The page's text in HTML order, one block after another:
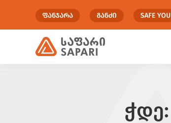
ᲤᲐᲜᲯᲐᲠᲐ ᲒᲐᲜᲫᲘ SAFE YOU
ჭდე: